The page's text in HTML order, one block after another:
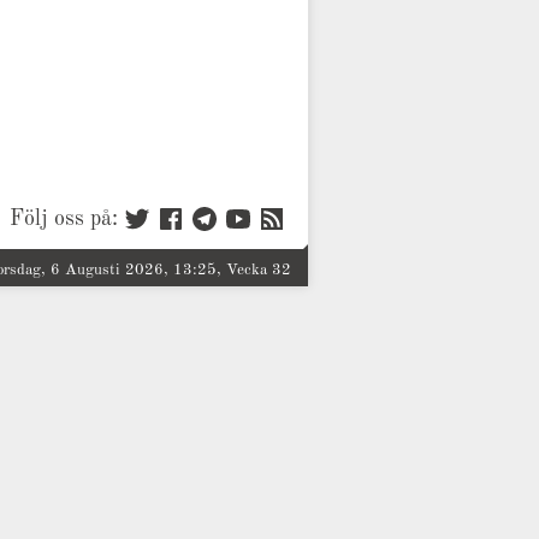
Följ oss på:
6 Augusti 2026, 13:25, Vecka 32